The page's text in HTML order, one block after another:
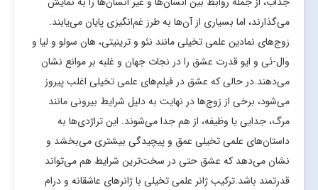
می‌گذارند، اما بسیاری از آن‌ها به طرز غم‌انگیزی پایان می‌یابند.
زوج‌های نمادین علمی تخیلی مانند نئو و ترینیتی، هان سولو و لیا و
وال-ئی و ایو قدرت عشق را در نجات جهان و غلبه بر موانع نشان
می‌دهند.در حالی که عشق در فیلم‌های علمی تخیلی اغلب پیروز
می‌شود، برخی از زوج‌ها در نهایت به دلیل شرایط بیرونی مانند
مرگ، جدایی یا وظیفه، از هم جدا می‌شوند. این تراژدی‌ها به
داستان‌های علمی تخیلی عمق و پیچیدگی بیشتری می‌بخشد و
نشان می‌دهد که عشق حتی در سخت‌ترین شرایط هم می‌تواند
قدرتمند باشد.ترکیب ژانر علمی تخیلی با ژانرهای عاشقانه و درام